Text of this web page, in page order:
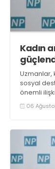
Kadın
Uzmanlar,
sosyal
önemli
06